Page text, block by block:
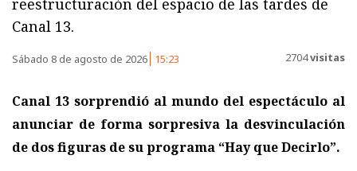
reestructuración del espacio de las tardes de
Canal 13.
Sábado 8 de agosto de 2026 15:23 2704visitas
Canal 13 sorprendió al mundo del espectáculo al
anunciar de forma sorpresiva la desvinculación
de dos figuras de su programa “Hay que Decirlo”.